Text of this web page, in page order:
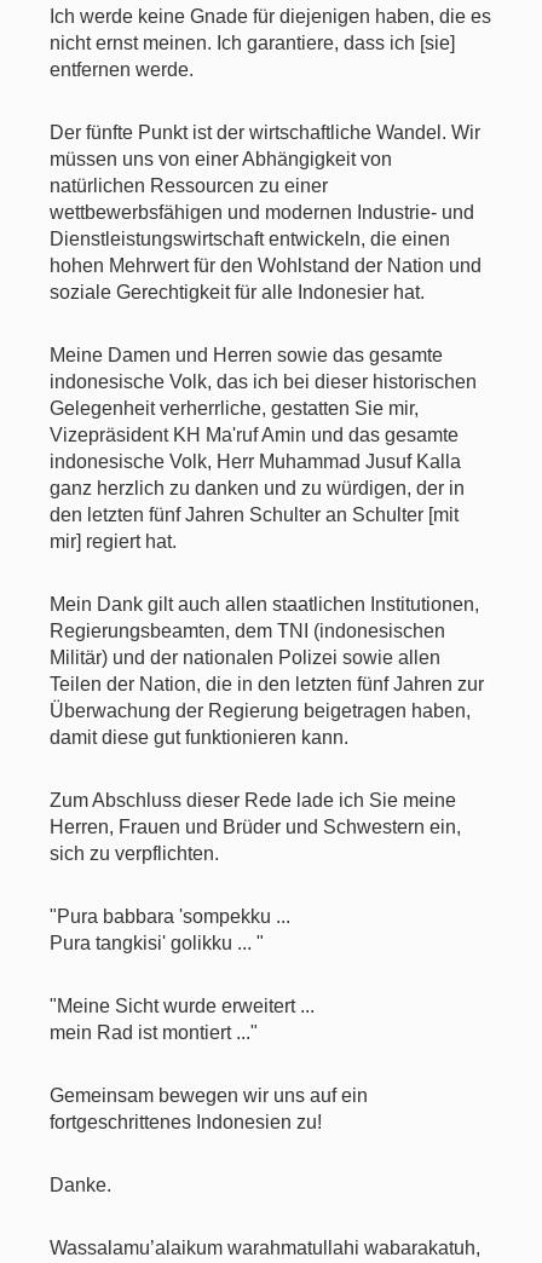
Ich werde keine Gnade für diejenigen haben, die es
nicht ernst meinen. Ich garantiere, dass ich [sie]
entfernen werde.
Der fünfte Punkt ist der wirtschaftliche Wandel. Wir
müssen uns von einer Abhängigkeit von
natürlichen Ressourcen zu einer
wettbewerbsfähigen und modernen Industrie- und
Dienstleistungswirtschaft entwickeln, die einen
hohen Mehrwert für den Wohlstand der Nation und
soziale Gerechtigkeit für alle Indonesier hat.
Meine Damen und Herren sowie das gesamte
indonesische Volk, das ich bei dieser historischen
Gelegenheit verherrliche, gestatten Sie mir,
Vizepräsident KH Ma'ruf Amin und das gesamte
indonesische Volk, Herr Muhammad Jusuf Kalla
ganz herzlich zu danken und zu würdigen, der in
den letzten fünf Jahren Schulter an Schulter [mit
mir] regiert hat.
Mein Dank gilt auch allen staatlichen Institutionen,
Regierungsbeamten, dem TNI (indonesischen
Militär) und der nationalen Polizei sowie allen
Teilen der Nation, die in den letzten fünf Jahren zur
Überwachung der Regierung beigetragen haben,
damit diese gut funktionieren kann.
Zum Abschluss dieser Rede lade ich Sie meine
Herren, Frauen und Brüder und Schwestern ein,
sich zu verpflichten.
"Pura babbara 'sompekku ...
Pura tangkisi' golikku ... "
"Meine Sicht wurde erweitert ...
mein Rad ist montiert ..."
Gemeinsam bewegen wir uns auf ein
fortgeschrittenes Indonesien zu!
Danke.
Wassalamu’alaikum warahmatullahi wabarakatuh,